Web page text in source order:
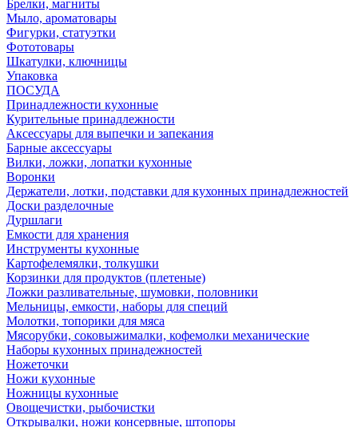
Брелки, магниты
Мыло, ароматовары
Фигурки, статуэтки
Фототовары
Шкатулки, ключницы
Упаковка
ПОСУДА
Принадлежности кухонные
Курительные принадлежности
Аксессуары для выпечки и запекания
Барные аксессуары
Вилки, ложки, лопатки кухонные
Воронки
Держатели, лотки, подставки для кухонных принадлежностей
Доски разделочные
Дуршлаги
Емкости для хранения
Инструменты кухонные
Картофелемялки, толкушки
Корзинки для продуктов (плетеные)
Ложки разливательные, шумовки, половники
Мельницы, емкости, наборы для специй
Молотки, топорики для мяса
Мясорубки, соковыжималки, кофемолки механические
Наборы кухонных принадежностей
Ножеточки
Ножи кухонные
Ножницы кухонные
Овощечистки, рыбочистки
Открывалки, ножи консервные, штопоры